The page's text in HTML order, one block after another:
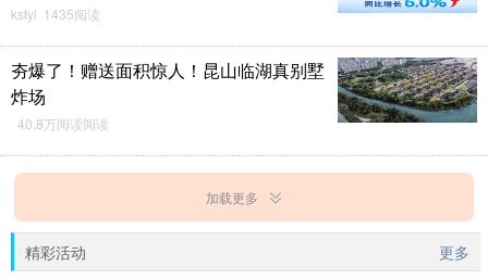
kstyl 1435阅读
夯爆了！赠送面积惊人！昆山临湖真别墅
炸场
40.8万阅读阅读
加载更多
精彩活动 更多